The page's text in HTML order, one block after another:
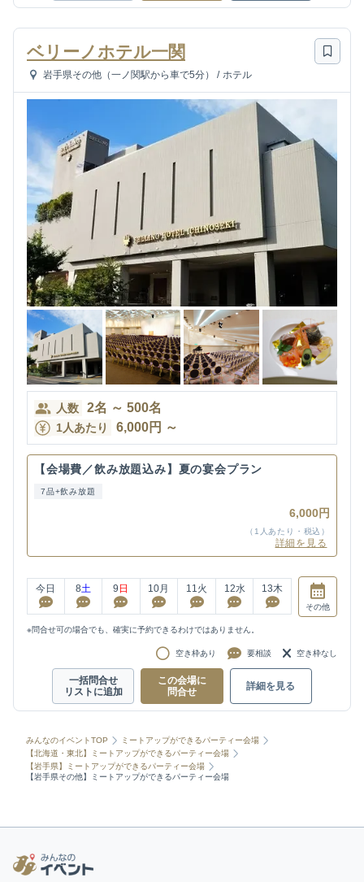
ベリーノホテル一関
岩手県その他（一ノ関駅から車で5分） / ホテル
人数 2名 ～ 500名
1人あたり 6,000円 ～
【会場費／飲み放題込み】夏の宴会プラン
7品+飲み放題
6,000円
（1人あたり・税込）
詳細を見る
今日 8土 9 日 10月 11火 12水 13木
その他
※問合せ可の場合でも、確実に予約できるわけではありません。
空き枠あり 要相談 空き枠なし
一括問合せ
リストに追加
この会場に
問合せ
詳細を見る
みんなのイベントTOP
ミートアップができるパーティー会場
【北海道・東北】ミートアップができるパーティー会場
【岩手県】ミートアップができるパーティー会場
【岩手県その他】ミートアップができるパーティー会場